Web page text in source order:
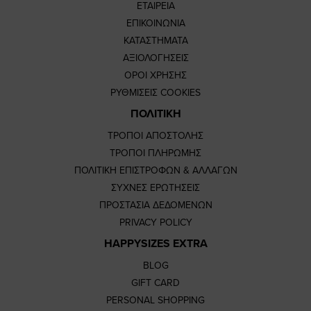
ΕΤΑΙΡΕΙΑ
ΕΠΙΚΟΙΝΩΝΙΑ
ΚΑΤΑΣΤΗΜΑΤΑ
ΑΞΙΟΛΟΓΗΣΕΙΣ
ΟΡΟΙ ΧΡΗΣΗΣ
ΡΥΘΜΙΣΕΙΣ COOKIES
ΠΟΛΙΤΙΚΗ
ΤΡΟΠΟΙ ΑΠΟΣΤΟΛΗΣ
ΤΡΟΠΟΙ ΠΛΗΡΩΜΗΣ
ΠΟΛΙΤΙΚΗ ΕΠΙΣΤΡΟΦΩΝ & ΑΛΛΑΓΩΝ
ΣΥΧΝΕΣ ΕΡΩΤΗΣΕΙΣ
ΠΡΟΣΤΑΣΙΑ ΔΕΔΟΜΕΝΩΝ
PRIVACY POLICY
HAPPYSIZES EXTRA
BLOG
GIFT CARD
PERSONAL SHOPPING